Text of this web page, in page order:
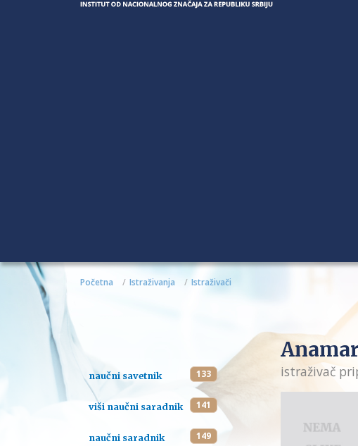
Početna Istraživanja Istraživači
naučni savetnik 133
viši naučni saradnik 141
naučni saradnik 149
istraživač